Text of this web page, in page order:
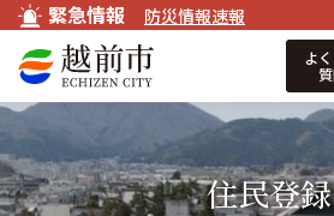
緊急情報 防災情報速報
よ
住民登録